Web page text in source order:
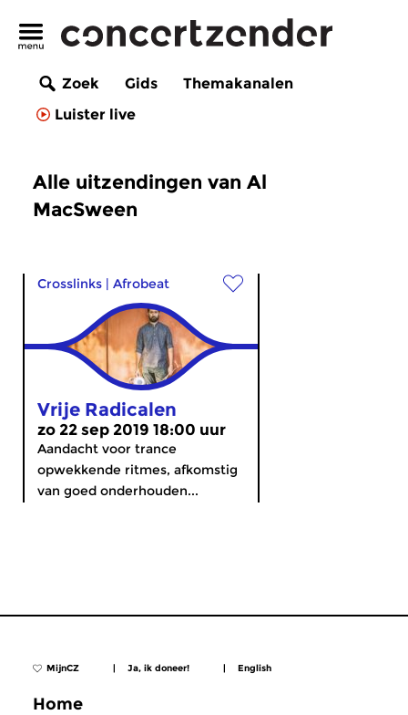
Zoek Gids
Themakanalen
Luister live
Alle uitzendingen van Al
MacSween
Crosslinks | Afrobeat
Vrije Radicalen
zo 22 sep 2019 18:00 uur
Aandacht voor trance
opwekkende ritmes, afkomstig
van goed onderhouden...
MijnCZ | Ja, ik doneer! | English
Home